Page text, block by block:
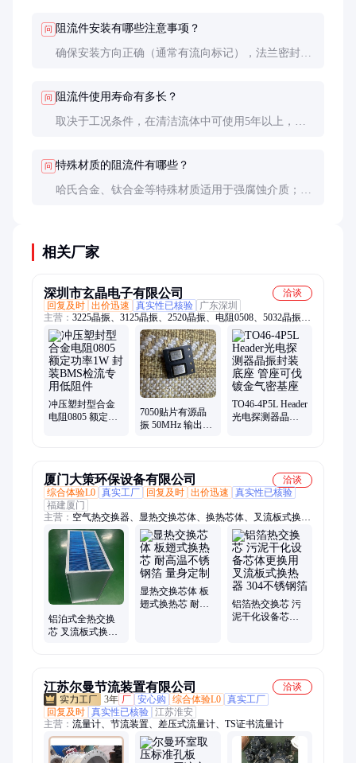
问 阻流件安装有哪些注意事项？
确保安装方向正确（通常有流向标记），法兰密封良
问 阻流件使用寿命有多长？
取决于工况条件，在清洁流体中可使用5年以上，含
问 特殊材质的阻流件有哪些？
哈氏合金、钛合金等特殊材质适用于强腐蚀介质；陶
相关厂家
深圳市玄晶电子有限公司
洽谈
回复及时 出价迅速 真实性已核验
广东深圳
主营： 3225晶振、3125晶振、2520晶振、电阻0508、5032晶振、
2016晶振、6035晶振、7050晶振、3225 SEAM、3225 SMD、无
源晶振
冲压塑封型合金
电阻0805 额定功
7050贴片有源晶
振 50MHz 输出精
TO46-4P5L Header
光电探测器晶振
厦门大策环保设备有限公司
洽谈
综合体验L0 真实工厂 回复及时 出价迅速
真实性已核验
福建厦门
主营： 空气热交换器、显热交换芯体、换热芯体、叉流板式换热
器、铝箔热交换器、热交换芯体、板式热交换器、余热回收装
置、不锈钢换热器、空空热交换器、风风热换器、板式换热器、
空空冷却器、板翅式换热器、全热纸芯体、热交换器、气气换热
器、显热交换器、风风板式空预器、热交换、气气热交换芯体、
亲水铝箔换热芯体、翅片式换热器
铝泊式全热交换
芯 叉流板式换热
显热交换芯体 板
翅式换热芯 耐高
铝箔热交换芯 污
泥干化设备芯体
江苏尔曼节流装置有限公司
洽谈
3年 厂 安心购 综合体验L0 真实工厂
回复及时 真实性已核验 江苏淮安
主营： 流量计、节流装置、差压式流量计、TS证书流量计